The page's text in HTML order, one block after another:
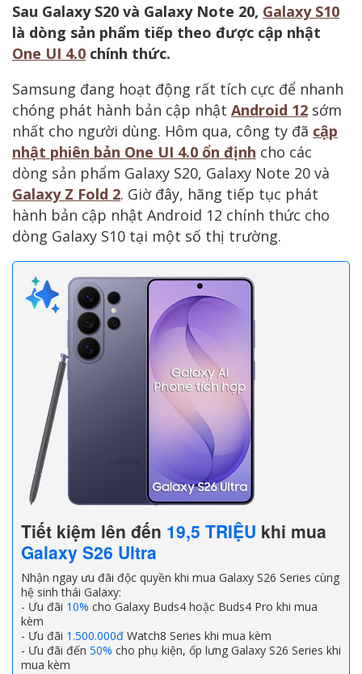
Sau Galaxy S20 và Galaxy Note 20, Galaxy S10
là dòng sản phẩm tiếp theo được cập nhật
One UI 4.0 chính thức.
Samsung đang hoạt động rất tích cực để nhanh
chóng phát hành bản cập nhật Android 12 sớm
nhất cho người dùng. Hôm qua, công ty đã cập
nhật phiên bản One UI 4.0 ổn định cho các
dòng sản phẩm Galaxy S20, Galaxy Note 20 và
Galaxy Z Fold 2. Giờ đây, hãng tiếp tục phát
hành bản cập nhật Android 12 chính thức cho
dòng Galaxy S10 tại một số thị trường.
Tiết kiệm lên đến 19,5 TRIỆU khi mua
Galaxy S26 Ultra
Nhận ngay ưu đãi độc quyền khi mua Galaxy S26 Series cùng
hệ sinh thái Galaxy:
- Ưu đãi 10% cho Galaxy Buds4 hoặc Buds4 Pro khi mua
kèm
- Ưu đãi 1.500.000đ Watch8 Series khi mua kèm
- Ưu đãi đến 50% cho phụ kiện, ốp lưng Galaxy S26 Series khi
mua kèm